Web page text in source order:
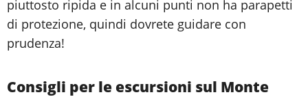
piuttosto ripida e in alcuni punti non ha parapetti
di protezione, quindi dovrete guidare con
prudenza!
Consigli per le escursioni sul Monte